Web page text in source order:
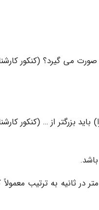
می گیرد؟ (کنکور
بزرگتر از … (کنکور
ثانیه به ترتیب معمولاً